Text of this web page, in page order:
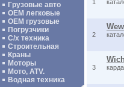
Грузовые авто
ОЕМ легковые
OEM грузовые
Погрузчики
С/х техника
Строительная
Краны
Моторы
Мото, ATV.
Водная техника
1
2
3